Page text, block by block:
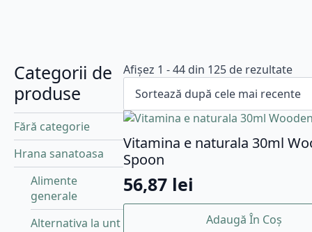
Categorii de
produse
Fără categorie
Hrana sanatoasa
Alimente
generale
Alternativa la unt
Afișez 1 - 44 din 125 de rezultate
cele
mai
Vitamina e naturala 30ml
Spoon
56,87 lei
Adaugă În Coș